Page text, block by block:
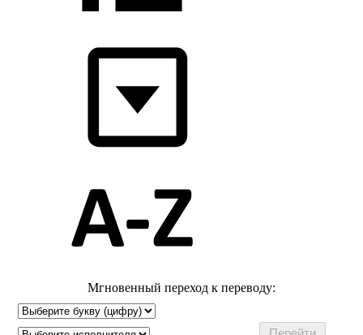
Мгновенный переход к переводу: